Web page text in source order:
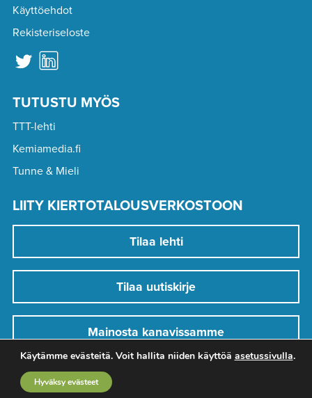
Käyttöehdot
Rekisteriseloste
TUTUSTU MYÖS
TTT-lehti
Kemiamedia.fi
Tunne & Mieli
LIITY KIERTOTALOUSVERKOSTOON
Tilaa lehti
Tilaa uutiskirje
Mainosta kanavissamme
Käytämme evästeitä. Voit hallita niiden käyttöä asetussivulla.
Hyväksy evästeet